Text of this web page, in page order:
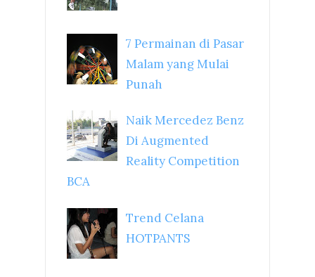
7 Permainan di Pasar
Malam yang Mulai
Punah
Naik Mercedez Benz
Di Augmented
Reality Competition
BCA
Trend Celana
HOTPANTS